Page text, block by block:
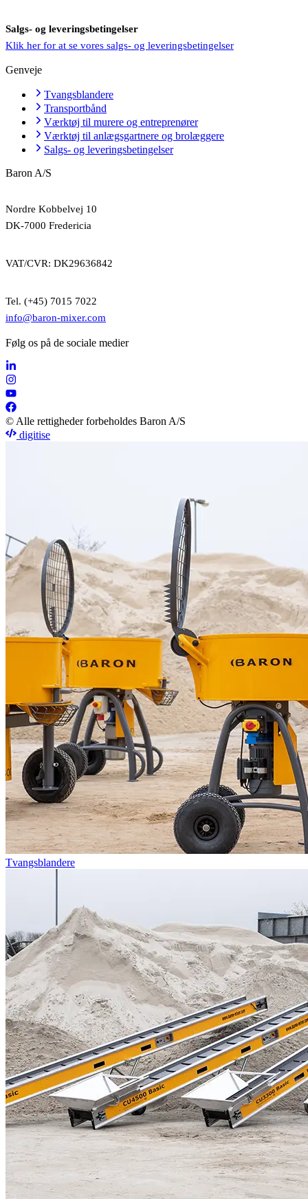
Salgs- og leveringsbetingelser
Klik her for at se vores salgs- og leveringsbetingelser
Genveje
Tvangsblandere
Transportbånd
Værktøj til murere og entreprenører
Værktøj til anlægsgartnere og brolæggere
Salgs- og leveringsbetingelser
Baron A/S
Nordre Kobbelvej 10
DK-7000 Fredericia
VAT/CVR: DK29636842
Tel. (+45) 7015 7022
info@baron-mixer.com
Følg os på de sociale medier
© Alle rettigheder forbeholdes Baron A/S
digitise
Tvangsblandere